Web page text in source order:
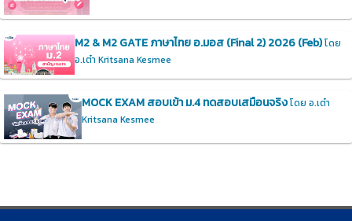
M2 & M2 GATE ภาษาไทย อ.มอส (Final 2) 2026 (Feb)โดย
อ.เต๋า Kritsana Kesmee
MOCK EXAM สอบเข้า ม.4 ทดสอบเสมือนจริงโดย อ.เต๋า
Kritsana Kesmee